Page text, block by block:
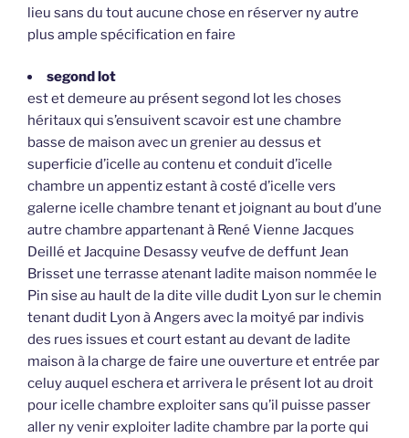
lieu sans du tout aucune chose en réserver ny autre
plus ample spécification en faire
segond lot
est et demeure au présent segond lot les choses
héritaux qui s’ensuivent scavoir est une chambre
basse de maison avec un grenier au dessus et
superficie d’icelle au contenu et conduit d’icelle
chambre un appentiz estant à costé d’icelle vers
galerne icelle chambre tenant et joignant au bout d’une
autre chambre appartenant à René Vienne Jacques
Deillé et Jacquine Desassy veufve de deffunt Jean
Brisset une terrasse atenant ladite maison nommée le
Pin sise au hault de la dite ville dudit Lyon sur le chemin
tenant dudit Lyon à Angers avec la moityé par indivis
des rues issues et court estant au devant de ladite
maison à la charge de faire une ouverture et entrée par
celuy auquel eschera et arrivera le présent lot au droit
pour icelle chambre exploiter sans qu’il puisse passer
aller ny venir exploiter ladite chambre par la porte qui